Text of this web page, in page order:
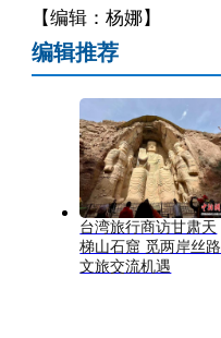
【编辑：杨娜】
编辑推荐
台湾旅行商访甘肃天
梯山石窟 觅两岸丝路
文旅交流机遇